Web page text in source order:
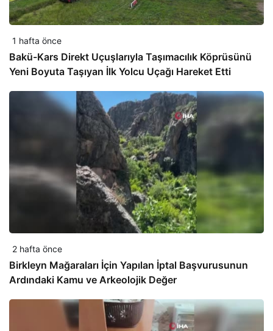
1 hafta önce
Bakü-Kars Direkt Uçuşlarıyla Taşımacılık Köprüsünü
Yeni Boyuta Taşıyan İlk Yolcu Uçağı Hareket Etti
2 hafta önce
Birkleyn Mağaraları İçin Yapılan İptal Başvurusunun
Ardındaki Kamu ve Arkeolojik Değer